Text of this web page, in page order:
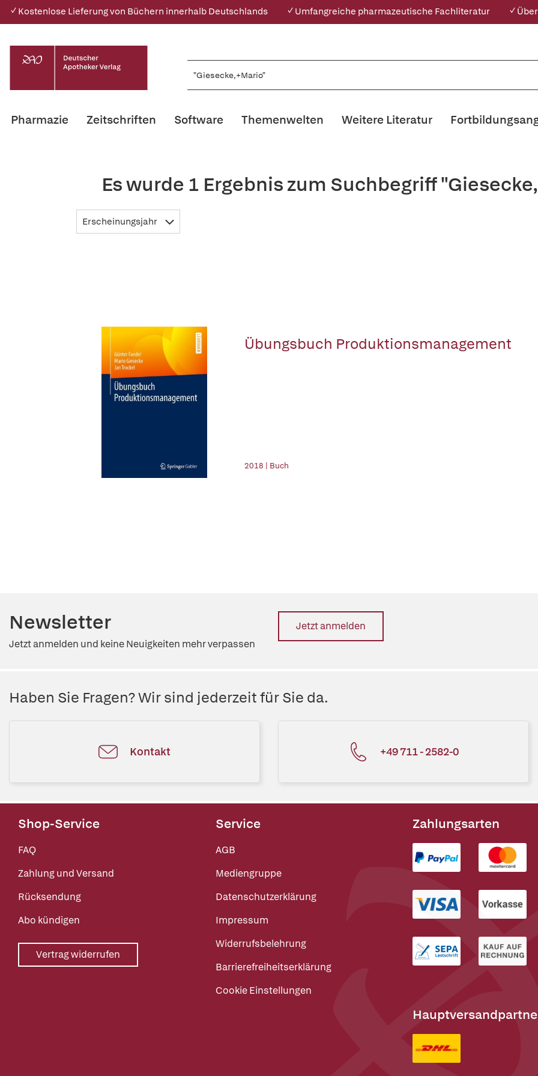
✓ Kostenlose Lieferung von Büchern innerhalb Deutschlands ✓ Umfangreiche pharmazeutische Fachliteratur ✓
Pharmazie Zeitschriften Software Themenwelten Weitere Literatur
Es wurde 1 Ergebnis zum Suchbegriff
Erscheinungsjahr
Übungsbuch Produktionsmanagement
2018 | Buch
Newsletter
Jetzt anmelden und keine Neuigkeiten mehr verpassen
Jetzt anmelden
Haben Sie Fragen? Wir sind jederzeit für Sie da.
Kontakt +49 711 - 2582-0
Shop-Service
FAQ
Zahlung und Versand
Rücksendung
Abo kündigen
Vertrag widerrufen
Service
AGB
Mediengruppe
Datenschutzerklärung
Impressum
Widerrufsbelehrung
Barrierefreiheitserklärung
Cookie Einstellungen
Zahlungsarten